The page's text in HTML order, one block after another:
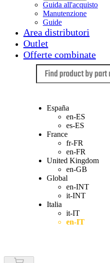
Guida all'acquisto
Manutenzione
Guide
Area distributori
Outlet
Offerte combinate
España
en-ES
es-ES
France
fr-FR
en-FR
United Kingdom
en-GB
Global
en-INT
it-INT
Italia
it-IT
en-IT